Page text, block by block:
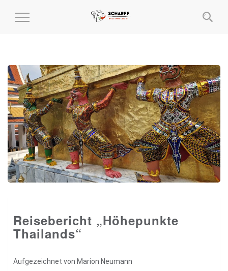
MENÜ
Reisebericht „Höhepunkte
Thailands“
Aufgezeichnet von Marion Neumann